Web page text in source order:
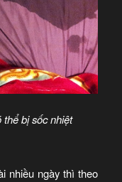
thể bị sốc nhiệt
nhiều ngày thì theo